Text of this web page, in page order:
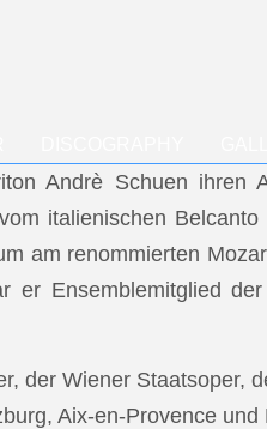
Andrè Schuen ihren
italienischen
am renommierten
er Ensemblemitglied
der Wiener Staatsoper,
Aix-en-Provence